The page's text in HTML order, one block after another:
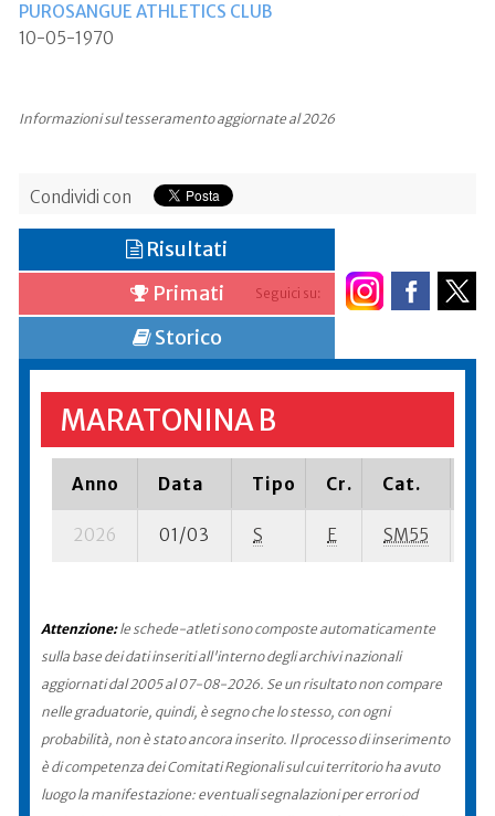
PUROSANGUE ATHLETICS CLUB
10-05-1970
Informazioni sul tesseramento aggiornate al 2026
Condividi con
Seguici su:
Risultati
Primati
Storico
MARATONINA B
Anno Data Tipo Cr. Cat.
2026 01/03 S E SM55
Attenzione:le schede-atleti sono composte automaticamente
sulla base dei dati inseriti all'interno degli archivi nazionali
aggiornati dal 2005 al 07-08-2026. Se un risultato non compare
nelle graduatorie, quindi, è segno che lo stesso, con ogni
probabilità, non è stato ancora inserito. Il processo di inserimento
è di competenza dei Comitati Regionali sul cui territorio ha avuto
luogo la manifestazione: eventuali segnalazioni per errori od